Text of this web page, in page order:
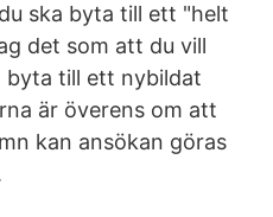
ska byta till ett "helt
det som att du vill
byta till ett nybildat
är överens om att
kan ansökan göras